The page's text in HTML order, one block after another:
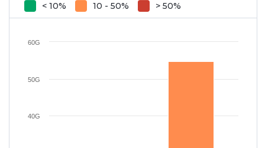
< 10% 10 - 50% > 50%
40G
50G
60G